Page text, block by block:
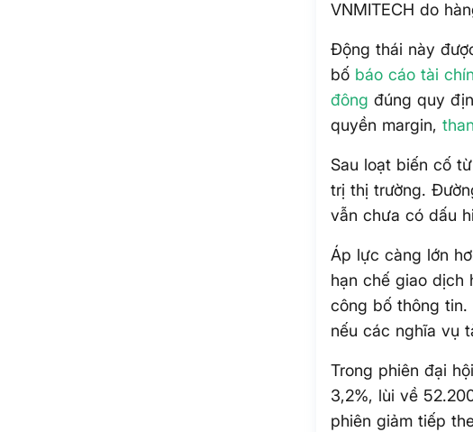
VNMITECH do
Động thái này
bố báo cáo tài
đông đúng quy
quyền margin,
Sau loạt biến cố
trị thị trường.
vẫn chưa có dấu
Áp lực càng lớn
hạn chế giao dịch
công bố thông tin.
nếu các nghĩa vụ
Trong phiên đại
3,2%, lùi về
phiên giảm tiếp